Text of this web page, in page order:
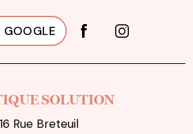
GOOGLE
SOLUTION
16 Rue Breteuil